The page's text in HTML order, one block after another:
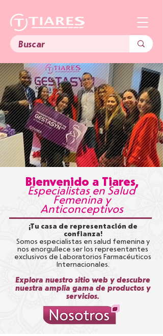
Bienvenido a Tiares,
Especialistas en Salud
Femenina y
Anticonceptivos
¡Tu casa de representación de
confianza!
Somos especialistas en salud femenina y
nos enorgullece ser los representantes
exclusivos de Laboratorios Farmacéuticos
Internacionales.
Explora nuestro sitio web y descubre
nuestra amplia gama de productos y
servicios.